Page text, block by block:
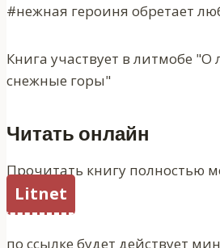
#нежная героиня обретает
Книга участвует в литмобе
снежные горы"
Читать онлайн
Прочитать книгу полностью
Litnet
по ссылке будет действует